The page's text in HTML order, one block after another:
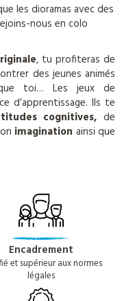
les dioramas avec des
nous en colo
, tu profiteras de
des jeunes animés
que toi…Les jeux de
d’apprentissage. Ils te
cognitives, de
imagination ainsi que
Encadrement
et supérieur aux normes
légales